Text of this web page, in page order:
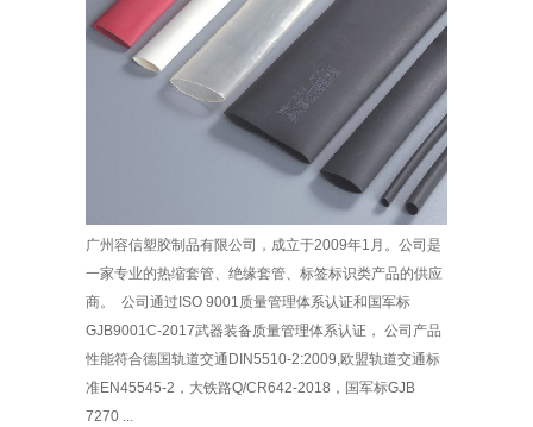
广州容信塑胶制品有限公司，成立于2009年1月。公司是
一家专业的热缩套管、绝缘套管、标签标识类产品的供应
商。 公司通过ISO 9001质量管理体系认证和国军标
GJB9001C-2017武器装备质量管理体系认证， 公司产品
性能符合德国轨道交通DIN5510-2:2009,欧盟轨道交通标
准EN45545-2，大铁路Q/CR642-2018，国军标GJB
7270 ...